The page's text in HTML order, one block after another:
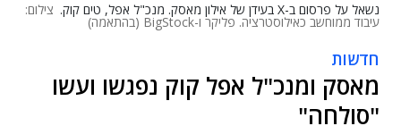
נשאל על פרסום ב-X בעידן של אילון מאסק. מנכ"ל אפל, טים קוק. צילום:
עיבוד ממוחשב כאילוסטרציה. פליקר ו-BigStock (בהתאמה)
חדשות
מאסק ומנכ"ל אפל קוק נפגשו ועשו
"סולחה"